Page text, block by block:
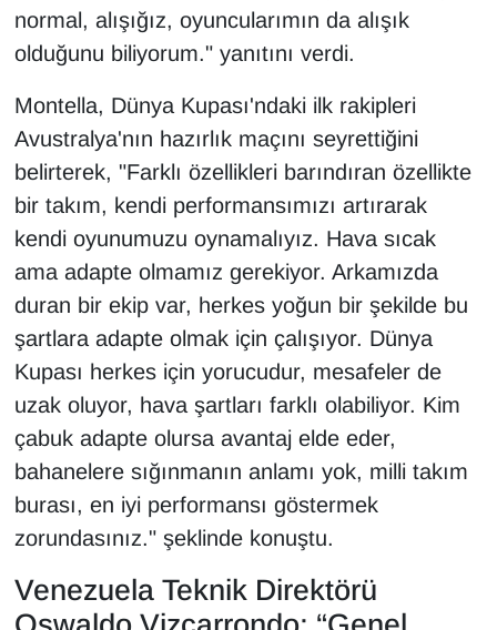
normal, alışığız, oyuncularımın da alışık
olduğunu biliyorum." yanıtını verdi.
Montella, Dünya Kupası'ndaki ilk rakipleri
Avustralya'nın hazırlık maçını seyrettiğini
belirterek, "Farklı özellikleri barındıran özellikte
bir takım, kendi performansımızı artırarak
kendi oyunumuzu oynamalıyız. Hava sıcak
ama adapte olmamız gerekiyor. Arkamızda
duran bir ekip var, herkes yoğun bir şekilde bu
şartlara adapte olmak için çalışıyor. Dünya
Kupası herkes için yorucudur, mesafeler de
uzak oluyor, hava şartları farklı olabiliyor. Kim
çabuk adapte olursa avantaj elde eder,
bahanelere sığınmanın anlamı yok, milli takım
burası, en iyi performansı göstermek
zorundasınız." şeklinde konuştu.
Venezuela Teknik Direktörü